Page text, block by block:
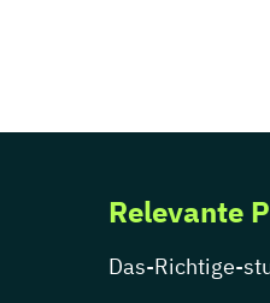
Relevante
Das-Richtige-